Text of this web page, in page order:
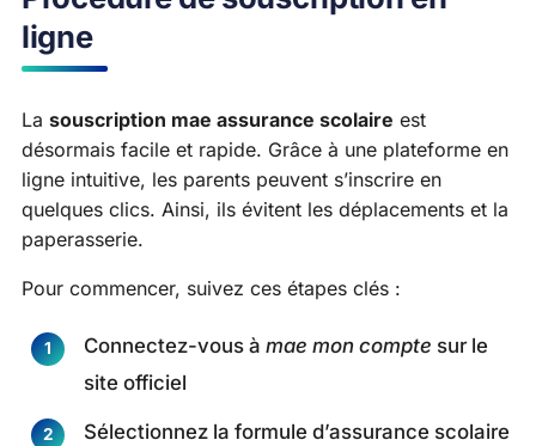
ligne
La souscription mae assurance scolaire est
désormais facile et rapide. Grâce à une plateforme en
ligne intuitive, les parents peuvent s’inscrire en
quelques clics. Ainsi, ils évitent les déplacements et la
paperasserie.
Pour commencer, suivez ces étapes clés :
Connectez-vous à mae mon compte sur le
site officiel
Sélectionnez la formule d’assurance scolaire